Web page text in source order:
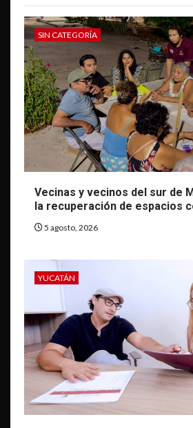
SIN CATEGORÍA
Vecinas y vecinos del sur de
la recuperación de espacios
5 agosto, 2026
YUCATÁN